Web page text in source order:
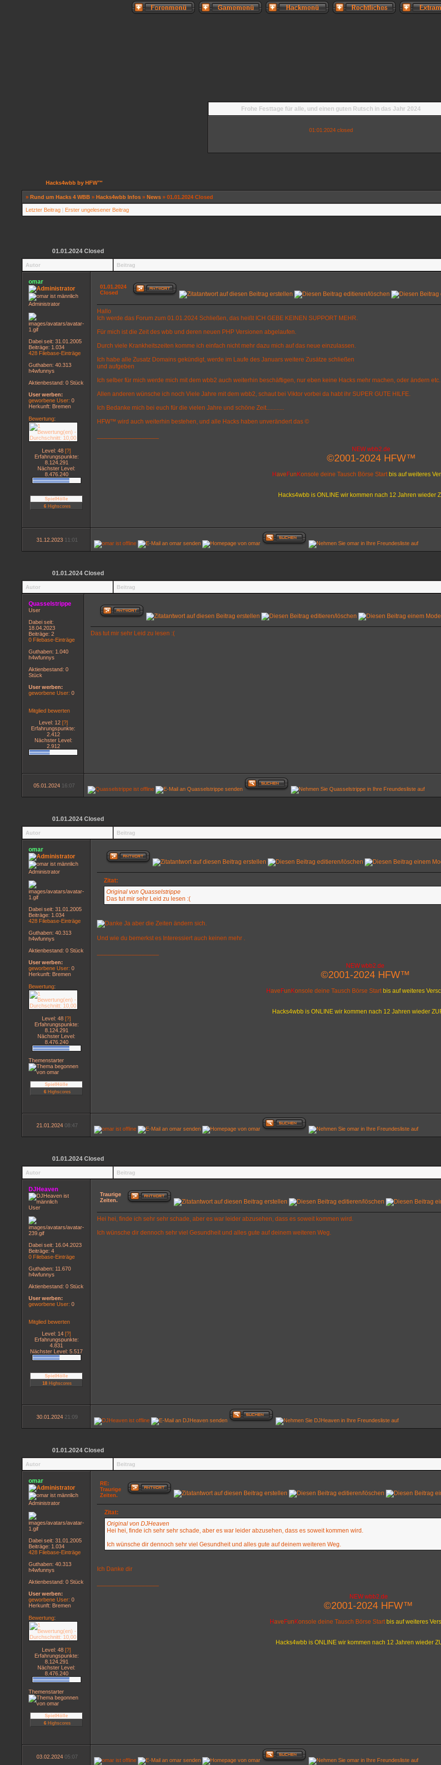
Frohe Festtage für alle, und einen guten Rutsch in das Jahr 2024
01:01:2024 closed
Hacks4wbb by HFW™
» Rund um Hacks 4 WBB » Hacks4wbb Infos » News » 01.01.2024 Closed
Letzter Beitrag | Erster ungelesener Beitrag
01.01.2024 Closed
Autor Beitrag
omar
Administrator
Dabei seit: 31.01.2005
Beiträge: 1.034
428 Filebase-Einträge
Guthaben: 40.313
h4wfunnys
Aktienbestand: 0 Stück
User werben:
geworbene User: 0
Herkunft: Bremen
Bewertung:
Level: 48 [?]
Erfahrungspunkte:
8.124.291
Nächster Level:
8.476.240
SpielHölle
6Highscores
01.01.2024
Closed
Hallo
Ich werde das Forum zum 01.01.2024 Schließen, das heißt ICH GEBE KEINEN SUPPORT MEHR.
Für mich ist die Zeit des wbb und deren neuen PHP Versionen abgelaufen.
Durch viele Krankheitszeiten komme ich einfach nicht mehr dazu mich auf das neue einzulassen.
Ich habe alle Zusatz Domains gekündigt, werde im Laufe des Januars weitere Zusätze schließen
und aufgeben
Ich selber für mich werde mich mit dem wbb2 auch weiterhin beschäftigen, nur eben keine Hacks mehr machen, oder ändern etc.
Allen anderen wünsche ich noch Viele Jahre mit dem wbb2, schaut bei Viktor vorbei da habt ihr SUPER GUTE HILFE.
Ich Bedanke mich bei euch für die vielen Jahre und schöne Zeit............
HFW™ wird auch weiterhin bestehen, und alle Hacks haben unverändert das ©
NEW wbb2.de
©2001-2024 HFW™
Have Fun Konsole deine Tausch Börse Start bis auf weiteres
Hacks4wbb is ONLINE wir kommen nach 12 Jahren wieder
31.12.2023 11:01
01.01.2024 Closed
Autor Beitrag
Quasselstrippe
User
Dabei seit:
18.04.2023
Beiträge: 2
0 Filebase-Einträge
Guthaben: 1.040
h4wfunnys
Aktienbestand: 0
Stück
User werben:
geworbene User: 0
Mitglied bewerten
Level: 12 [?]
Erfahrungspunkte:
2.412
Nächster Level:
2.912
Das tut mir sehr Leid zu lesen :(
05.01.2024 16:07
01.01.2024 Closed
Autor Beitrag
omar
Administrator
Dabei seit: 31.01.2005
Beiträge: 1.034
428 Filebase-Einträge
Guthaben: 40.313
h4wfunnys
Aktienbestand: 0 Stück
User werben:
geworbene User: 0
Herkunft: Bremen
Bewertung:
Level: 48 [?]
Erfahrungspunkte:
8.124.291
Nächster Level:
8.476.240
Themenstarter
SpielHölle
6Highscores
Zitat:
Original von Quasselstrippe
Das tut mir sehr Leid zu lesen :(
Ja aber die Zeiten ändern sich.
Und wie du bemerkst es Interessiert auch keinen mehr .
NEW wbb2.de
©2001-2024 HFW™
Have Fun Konsole deine Tausch Börse Start bis auf weiteres
Hacks4wbb is ONLINE wir kommen nach 12 Jahren wieder
21.01.2024 08:47
01.01.2024 Closed
Autor Beitrag
DJHeaven
User
Dabei seit: 16.04.2023
Beiträge: 4
0 Filebase-Einträge
Guthaben: 11.670
h4wfunnys
Aktienbestand: 0 Stück
User werben:
geworbene User: 0
Mitglied bewerten
Level: 14 [?]
Erfahrungspunkte:
4.831
Nächster Level: 5.517
SpielHölle
18 Highscores
Traurige
Zeiten.
Hei hei, finde ich sehr sehr schade, aber es war leider abzusehen, dass es soweit kommen wird.
Ich wünsche dir dennoch sehr viel Gesundheit und alles gute auf deinem weiteren Weg.
30.01.2024 21:09
01.01.2024 Closed
Autor Beitrag
omar
Administrator
Dabei seit: 31.01.2005
Beiträge: 1.034
428 Filebase-Einträge
Guthaben: 40.313
h4wfunnys
Aktienbestand: 0 Stück
User werben:
geworbene User: 0
Herkunft: Bremen
Bewertung:
Level: 48 [?]
Erfahrungspunkte:
8.124.291
Nächster Level:
8.476.240
Themenstarter
SpielHölle
6Highscores
RE:
Traurige
Zeiten.
Zitat:
Original von DJHeaven
Hei hei, finde ich sehr sehr schade, aber es war leider abzusehen, dass es soweit kommen wird.
Ich wünsche dir dennoch sehr viel Gesundheit und alles gute auf deinem weiteren Weg.
Ich Danke dir
NEW wbb2.de
©2001-2024 HFW™
Have Fun Konsole deine Tausch Börse Start bis auf weiteres
Hacks4wbb is ONLINE wir kommen nach 12 Jahren wieder
03.02.2024 05:07